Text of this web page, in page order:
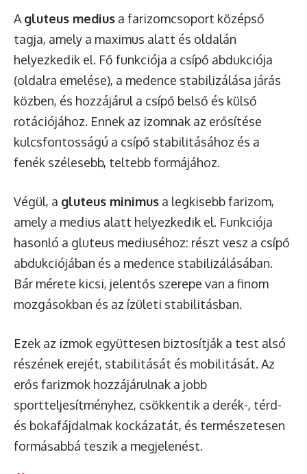
A gluteus medius a farizomcsoport középső
tagja, amely a maximus alatt és oldalán
helyezkedik el. Fő funkciója a csípő abdukciója
(oldalra emelése), a medence stabilizálása járás
közben, és hozzájárul a csípő belső és külső
rotációjához. Ennek az izomnak az erősítése
kulcsfontosságú a csípő stabilitásához és a
fenék szélesebb, teltebb formájához.
Végül, a gluteus minimus a legkisebb farizom,
amely a medius alatt helyezkedik el. Funkciója
hasonló a gluteus mediuséhoz: részt vesz a csípő
abdukciójában és a medence stabilizálásában.
Bár mérete kicsi, jelentős szerepe van a finom
mozgásokban és az ízületi stabilitásban.
Ezek az izmok együttesen biztosítják a test alsó
részének erejét, stabilitását és mobilitását. Az
erős farizmok hozzájárulnak a jobb
sportteljesítményhez, csökkentik a derék-, térd-
és bokafájdalmak kockázatát, és természetesen
formásabbá teszik a megjelenést.